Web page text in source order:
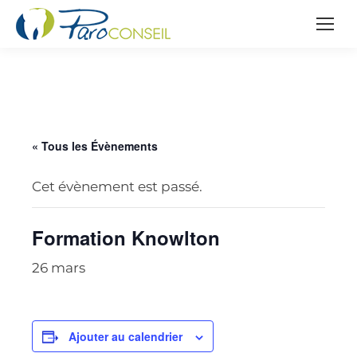
« Tous les Évènements
Cet évènement est passé.
Formation Knowlton
26 mars
Ajouter au calendrier